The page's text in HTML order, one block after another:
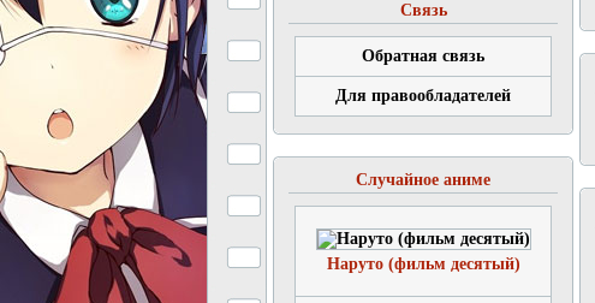
Связь
Обратная связь
Для правообладателей
Случайное аниме
Наруто (фильм десятый)